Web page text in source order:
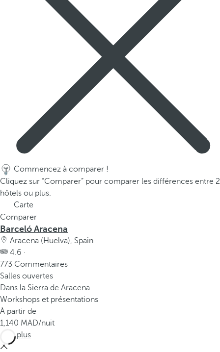
Commencez à comparer !
Cliquez sur “Comparer” pour comparer les différences entre 2
hôtels ou plus.
Carte
Comparer
Barceló Aracena
Aracena (Huelva), Spain
4.6 ·
773 Commentaires
Salles ouvertes
Dans la Sierra de Aracena
Workshops et présentations
À partir de
1,140
/nuit
Voir plus